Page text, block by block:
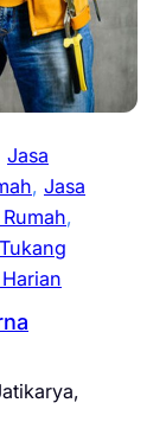
Jasa
, Jasa
Tukang